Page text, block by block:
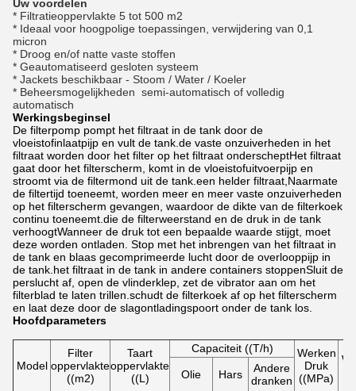
Uw voordelen
* Filtratieoppervlakte 5 tot 500 m2
* Ideaal voor hoogpolige toepassingen, verwijdering van 0,1
micron
* Droog en/of natte vaste stoffen
* Geautomatiseerd gesloten systeem
* Jackets beschikbaar - Stoom / Water / Koeler
* Beheersmogelijkheden ­ semi-automatisch of volledig
automatisch
Werkingsbeginsel
De filterpomp pompt het filtraat in de tank door de
vloeistofinlaatpijp en vult de tank.de vaste onzuiverheden in het
filtraat worden door het filter op het filtraat onderscheptHet filtraat
gaat door het filterscherm, komt in de vloeistofuitvoerpijp en
stroomt via de filtermond uit de tank.een helder filtraat,Naarmate
de filtertijd toeneemt, worden meer en meer vaste onzuiverheden
op het filterscherm gevangen, waardoor de dikte van de filterkoek
continu toeneemt.die de filterweerstand en de druk in de tank
verhoogtWanneer de druk tot een bepaalde waarde stijgt, moet
deze worden ontladen. Stop met het inbrengen van het filtraat in
de tank en blaas gecomprimeerde lucht door de overlooppijp in
de tank.het filtraat in de tank in andere containers stoppenSluit de
perslucht af, open de vlinderklep, zet de vibrator aan om het
filterblad te laten trillen.schudt de filterkoek af op het filterscherm
en laat deze door de slagontladingspoort onder de tank los.
Hoofdparameters
Model
Filter
oppervlakte
((m2)
Taart
oppervlakte
((L)
Capaciteit ((T/h)
Werken
Druk
((MPa)
Olie
Hars
Andere
dranken